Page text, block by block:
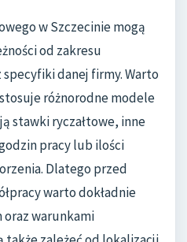
w Szczecinie mogą
od zakresu
specyfiki danej firmy. Warto
różnorodne modele
stawki ryczałtowe, inne
pracy lub ilości
Dlatego przed
warto dokładnie
oraz warunkami